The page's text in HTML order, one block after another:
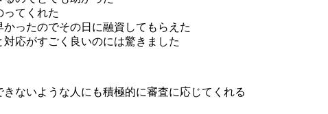
ってくれた
ったのでその日に融資してもらえた
応がすごく良いのには驚きました
ないような人にも積極的に審査に応じてくれる